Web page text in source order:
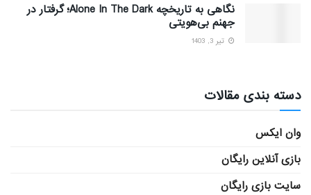
نگاهی به تاریخچه Alone In The Dark؛ گرفتار در
جهنم بی‌هویتی
تیر 3, 1403
دسته بندی مقالات
وان ایکس
بازی آنلاین رایگان
سایت بازی رایگان